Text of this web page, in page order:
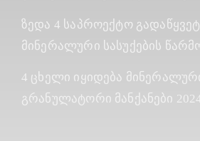
ზედა 4 საპროექტო
მინერალური სასუქების
4 ცხელი იყიდება
გრანულატორი მანქანები